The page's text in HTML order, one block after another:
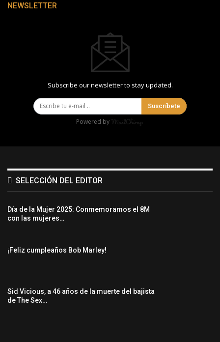
NEWSLETTER
Subscribe our newsletter to stay updated.
Suscríbete
Powered by
SELECCIÓN DEL EDITOR
Día de la Mujer 2025: Conmemoramos el 8M
con las mujeres…
¡Feliz cumpleaños Bob Marley!
Sid Vicious, a 46 años de la muerte del bajista
de The Sex…